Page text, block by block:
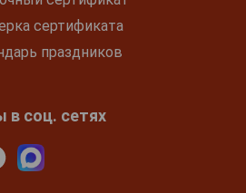
сертификата
праздников
в соц. сетях